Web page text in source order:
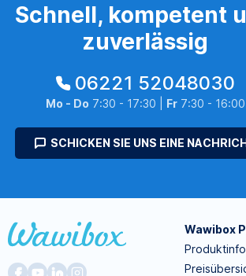
Schnell, kompetent
zuverlässig
06221 52048030
Mo - Do 7:30 - 17:30 | Fr7:30 - 16:00
SCHICKEN SIE UNS EINE
Wawibox